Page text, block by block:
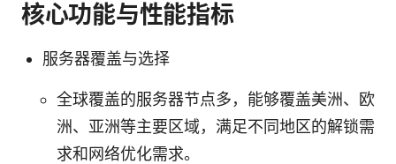
核心功能与性能指标
服务器覆盖与选择
全球覆盖的服务器节点多，能够覆盖美洲、欧
洲、亚洲等主要区域，满足不同地区的解锁需
求和网络优化需求。